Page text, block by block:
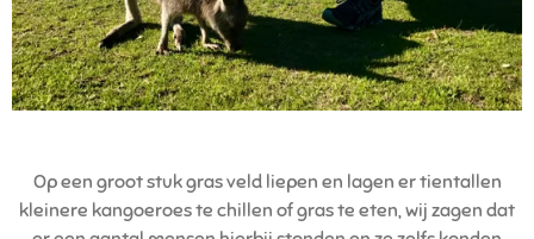
Op een groot stuk gras veld liepen en lagen er tientallen
kleinere kangoeroes te chillen of gras te eten, wij zagen dat